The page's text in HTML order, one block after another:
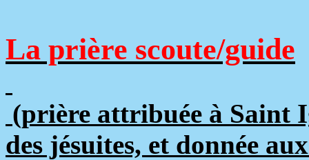
La prière scoute/guide
(prière attribuée à Saint
des jésuites, et donnée